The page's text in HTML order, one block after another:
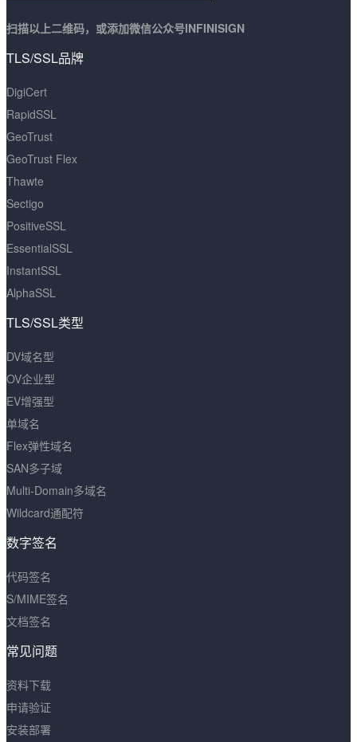
扫描以上二维码，或添加微信公众号INFINISIGN
TLS/SSL品牌
DigiCert
RapidSSL
GeoTrust
GeoTrust Flex
Thawte
Sectigo
PositiveSSL
EssentialSSL
InstantSSL
AlphaSSL
TLS/SSL类型
DV域名型
OV企业型
EV增强型
单域名
Flex弹性域名
SAN多子域
Multi-Domain多域名
Wildcard通配符
数字签名
代码签名
S/MIME签名
文档签名
常见问题
资料下载
申请验证
安装部署